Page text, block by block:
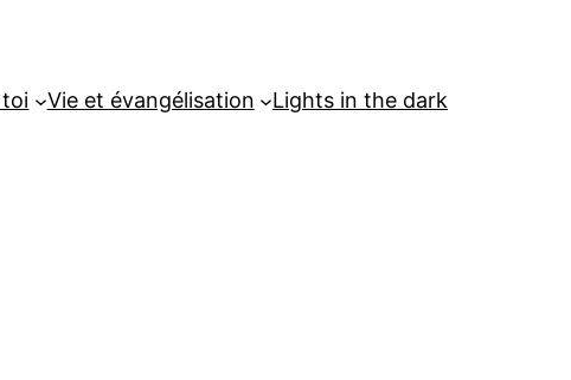
toi Vie et évangélisation Lights in the dark